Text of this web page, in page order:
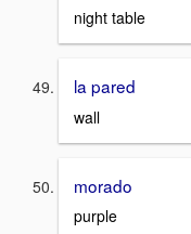
night table
la pared
wall
morado
purple